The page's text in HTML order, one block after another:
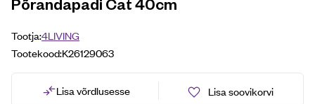
Tootja:4LIVING
Tootekood:K26129063
Lisa võrdlusesse Lisa soovikorvi